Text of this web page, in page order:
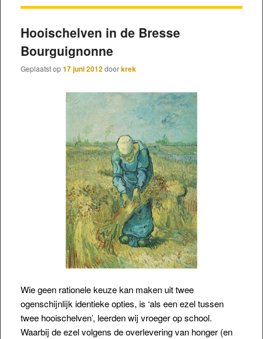
Hooischelven in de Bresse
Bourguignonne
Geplaatst op17 juni 2012doorkrek
Wie geen rationele keuze kan maken uit twee
ogenschijnlijk identieke opties, is ‘als een ezel tussen
twee hooischelven’, leerden wij vroeger op school.
Waarbij de ezel volgens de overlevering van honger (en